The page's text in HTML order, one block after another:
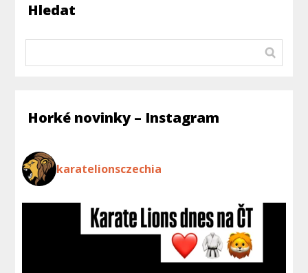
Hledat
Horké novinky – Instagram
karatelionsczechia